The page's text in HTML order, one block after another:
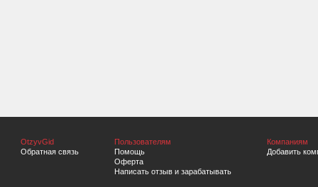
OtzyvGid
Обратная связь
Пользователям
Помощь
Оферта
Написать отзыв и зарабатывать
Компаниям
Добавить